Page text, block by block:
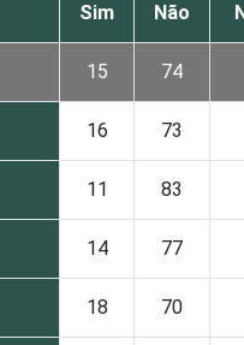
Sim Não
15 74
16 73
11 83
14 77
18 70